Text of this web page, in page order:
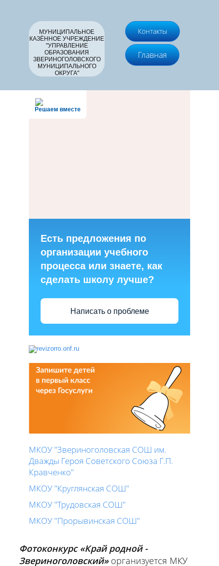
МУНИЦИПАЛЬНОЕ
КАЗЁННОЕ УЧРЕЖДЕНИЕ
"УПРАВЛЕНИЕ
ОБРАЗОВАНИЯ
ЗВЕРИНОГОЛОВСКОГО
МУНИЦИПАЛЬНОГО
ОКРУГА"
Контакты
Главная
Решаем вместе
Есть предложения по
организации учебного
процесса или знаете, как
сделать школу лучше?
Написать о проблеме
МКОУ "Звериноголовская СОШ им.
Дважды Героя Советского Союза Г.П.
Кравченко"
МКОУ "Круглянская СОШ"
МКОУ "Трудовская СОШ"
МКОУ "Прорывинская СОШ"
Фотоконкурс «Край родной -
Звериноголовский»организуется МКУ